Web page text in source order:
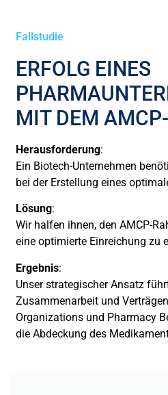
Fallstudie
ERFOLG EINES
MIT DEM
Herausforderung:
Ein Biotech-Unternehmen
bei der Erstellung eines
Lösung:
Wir halfen ihnen, den AMCP-
eine optimierte Einreichung zu
Ergebnis:
Unser strategischer Ansatz
Zusammenarbeit und
Organizations und Pharmacy
die Abdeckung des